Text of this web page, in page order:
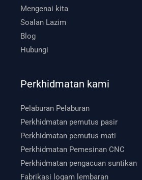
Mengenai kita
Soalan Lazim
Blog
Hubungi
Perkhidmatan kami
Pelaburan Pelaburan
Perkhidmatan pemutus pasir
Perkhidmatan pemutus mati
Perkhidmatan Pemesinan CNC
Perkhidmatan pengacuan suntikan
Fabrikasi logam lembaran